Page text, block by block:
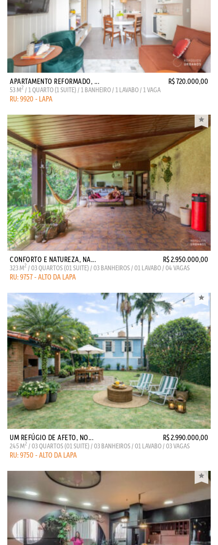
APARTAMENTO REFORMADO, ... R$ 720.000,00
53 M2 / 1 QUARTO (1 SUITE) / 1 BANHEIRO / 1 LAVABO / 1 VAGA
RU: 9920 - LAPA
CONFORTO E NATUREZA, NA... R$ 2.950.000,00
323 M2 / 03 QUARTOS (01 SUITE) / 03 BANHEIROS / 01 LAVABO / 04 VAGAS
RU: 9757 - ALTO DA LAPA
UM REFÚGIO DE AFETO, NO... R$ 2.990.000,00
245 M2 / 03 QUARTOS (01 SUITE) / 03 BANHEIROS / 01 LAVABO / 03 VAGAS
RU: 9750 - ALTO DA LAPA